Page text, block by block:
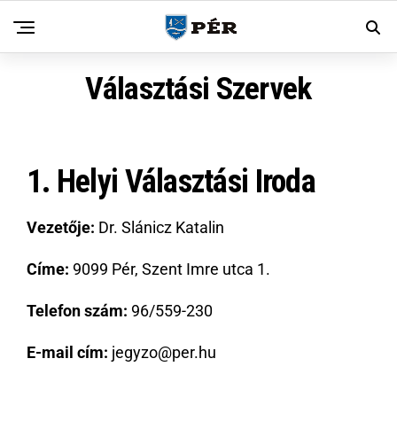
Választási Szervek
1. Helyi Választási Iroda
Vezetője: Dr. Slánicz Katalin
Címe: 9099 Pér, Szent Imre utca 1.
Telefon szám: 96/559-230
E-mail cím: jegyzo@per.hu